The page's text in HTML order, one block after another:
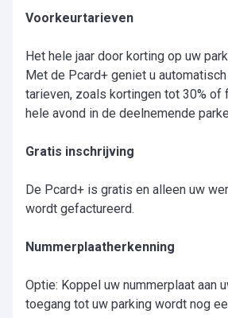
Voorkeurtarieven
Het hele jaar door korting op uw
Met de Pcard+ geniet u
tarieven, zoals kortingen tot 30% of
hele avond in de deelnemende
Gratis inschrijving
De Pcard+ is gratis en alleen uw
wordt gefactureerd.
Nummerplaatherkenning
Optie: Koppel uw nummerplaat aan
toegang tot uw parking wordt nog